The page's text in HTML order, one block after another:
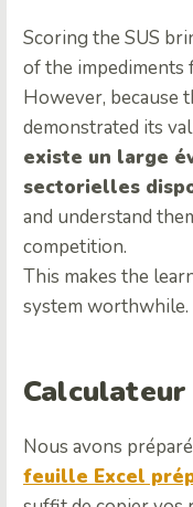
Scoring the SUS
of the impediments
However, because
demonstrated its
existe un large
sectorielles
and understand
competition.
This makes the
system worthwhile.
Calculateur
Nous avons
feuille Excel